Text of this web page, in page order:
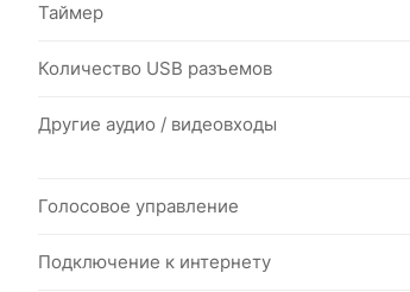
Таймер
Количество USB разъемов
Другие аудио / видеовходы
Голосовое управление
Подключение к интернету